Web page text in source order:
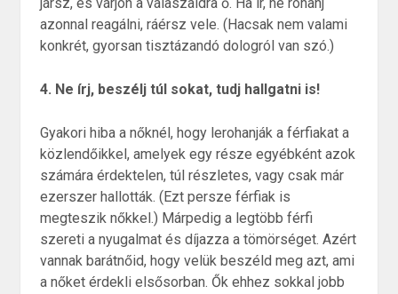
azonnal reagálni, ráérsz vele. (Hacsak nem valami
konkrét, gyorsan tisztázandó dologról van szó.)
4. Ne írj, beszélj túl sokat, tudj hallgatni is!
Gyakori hiba a nőknél, hogy lerohanják a férfiakat a
közlendőikkel, amelyek egy része egyébként azok
számára érdektelen, túl részletes, vagy csak már
ezerszer hallották. (Ezt persze férfiak is
megteszik nőkkel.) Márpedig a legtöbb férfi
szereti a nyugalmat és díjazza a tömörséget. Azért
vannak barátnőid, hogy velük beszéld meg azt, ami
a nőket érdekli elsősorban. Ők ehhez sokkal jobb